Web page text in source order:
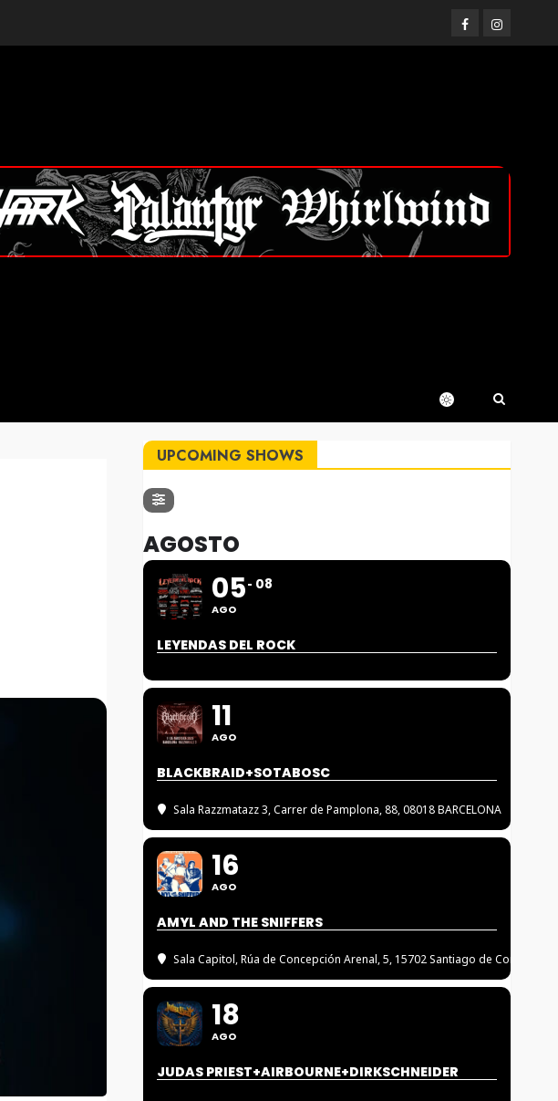
FacebookInstagram
UPCOMING SHOWS
AGOSTO
05
AGO
08
LEYENDAS DEL ROCK
11
AGO
BLACKBRAID+SOTABOSC
Sala Razzmatazz 3, Carrer de Pamplona, 88, 08018 BARCELONA
16
AGO
AMYL AND THE SNIFFERS
Sala Capitol, Rúa de Concepción Arenal, 5, 15702 Santiago de
18
AGO
JUDAS PRIEST+AIRBOURNE+DIRKSCHNEIDER